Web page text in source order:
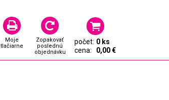
Moje
tlačiarne
Zopakovať
poslednú
objednávku
počet: 0 ks
cena:
0,00 €